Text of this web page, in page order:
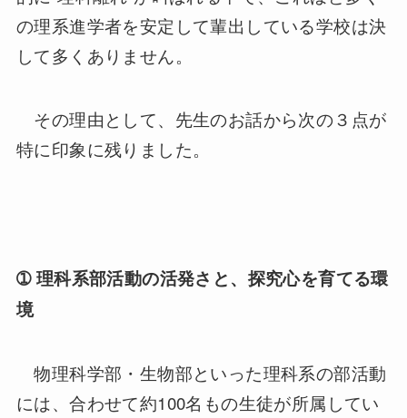
の理系進学者を安定して輩出している学校は決
して多くありません。
その理由として、先生のお話から次の３点が
特に印象に残りました。
➀理科系部活動の活発さと、探究心を育てる環
境
物理科学部・生物部といった理科系の部活動
には、合わせて約100名もの生徒が所属してい